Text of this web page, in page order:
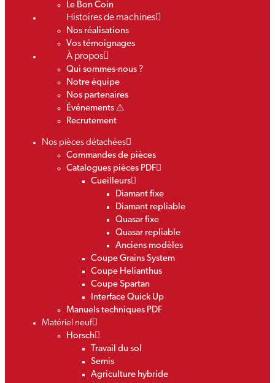
Le Bon Coin
Histoires de machines
Nos réalisations
Vos témoignages
À propos
Qui sommes-nous ?
Notre équipe
Nos partenaires
Événements ⚠️
Recrutement
Nos pièces détachées
Commandes de pièces
Catalogues pièces PDF
Cueilleurs
Diamant fixe
Diamant repliable
Quasar fixe
Quasar repliable
Anciens modèles
Coupe Grains System
Coupe Helianthus
Coupe Spartan
Interface Quick Up
Manuels techniques PDF
Matériel neuf
Horsch
Travail du sol
Semis
Agriculture hybride